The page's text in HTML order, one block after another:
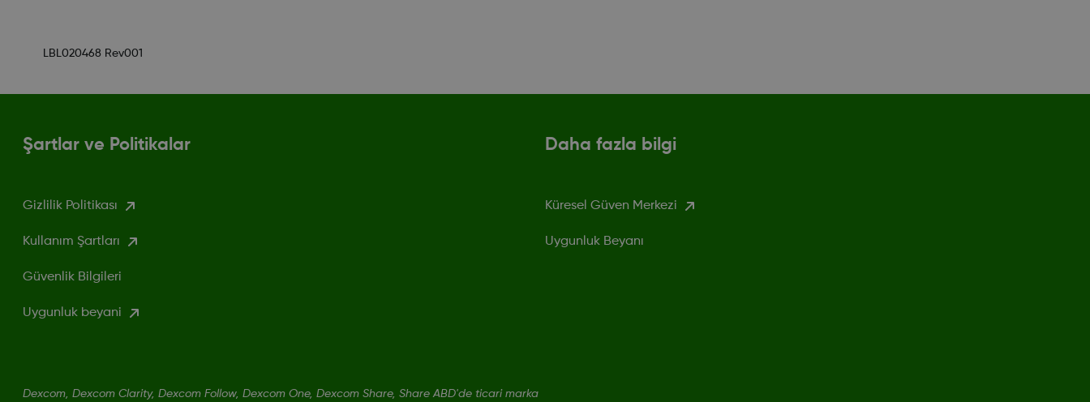
LBL020468 Rev001
Şartlar ve Politikalar
Gizlilik Politikası
Kullanım Şartları
Güvenlik Bilgileri
Uygunluk beyani
Daha fazla bilgi
Küresel Güven Merkezi
Uygunluk Beyanı
Dexcom, Dexcom Clarity, Dexcom Follow, Dexcom One, Dexcom Share, Share ABD'de ticari marka